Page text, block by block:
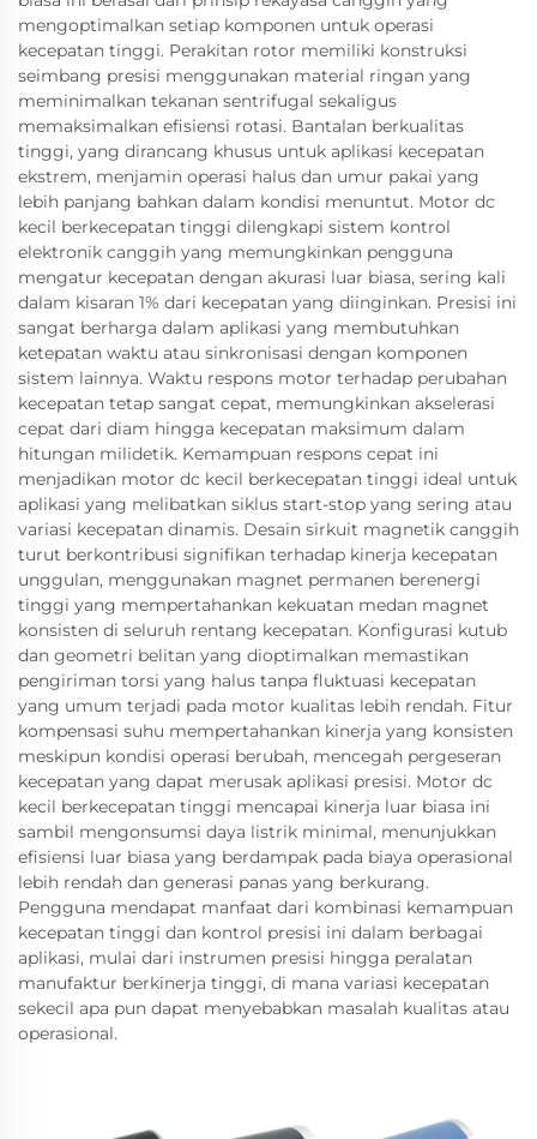
mengoptimalkan setiap komponen untuk operasi
kecepatan tinggi. Perakitan rotor memiliki konstruksi
seimbang presisi menggunakan material ringan yang
meminimalkan tekanan sentrifugal sekaligus
memaksimalkan efisiensi rotasi. Bantalan berkualitas
tinggi, yang dirancang khusus untuk aplikasi kecepatan
ekstrem, menjamin operasi halus dan umur pakai yang
lebih panjang bahkan dalam kondisi menuntut. Motor dc
kecil berkecepatan tinggi dilengkapi sistem kontrol
elektronik canggih yang memungkinkan pengguna
mengatur kecepatan dengan akurasi luar biasa, sering kali
dalam kisaran 1% dari kecepatan yang diinginkan. Presisi ini
sangat berharga dalam aplikasi yang membutuhkan
ketepatan waktu atau sinkronisasi dengan komponen
sistem lainnya. Waktu respons motor terhadap perubahan
kecepatan tetap sangat cepat, memungkinkan akselerasi
cepat dari diam hingga kecepatan maksimum dalam
hitungan milidetik. Kemampuan respons cepat ini
menjadikan motor dc kecil berkecepatan tinggi ideal untuk
aplikasi yang melibatkan siklus start-stop yang sering atau
variasi kecepatan dinamis. Desain sirkuit magnetik canggih
turut berkontribusi signifikan terhadap kinerja kecepatan
unggulan, menggunakan magnet permanen berenergi
tinggi yang mempertahankan kekuatan medan magnet
konsisten di seluruh rentang kecepatan. Konfigurasi kutub
dan geometri belitan yang dioptimalkan memastikan
pengiriman torsi yang halus tanpa fluktuasi kecepatan
yang umum terjadi pada motor kualitas lebih rendah. Fitur
kompensasi suhu mempertahankan kinerja yang konsisten
meskipun kondisi operasi berubah, mencegah pergeseran
kecepatan yang dapat merusak aplikasi presisi. Motor dc
kecil berkecepatan tinggi mencapai kinerja luar biasa ini
sambil mengonsumsi daya listrik minimal, menunjukkan
efisiensi luar biasa yang berdampak pada biaya operasional
lebih rendah dan generasi panas yang berkurang.
Pengguna mendapat manfaat dari kombinasi kemampuan
kecepatan tinggi dan kontrol presisi ini dalam berbagai
aplikasi, mulai dari instrumen presisi hingga peralatan
manufaktur berkinerja tinggi, di mana variasi kecepatan
sekecil apa pun dapat menyebabkan masalah kualitas atau
operasional.